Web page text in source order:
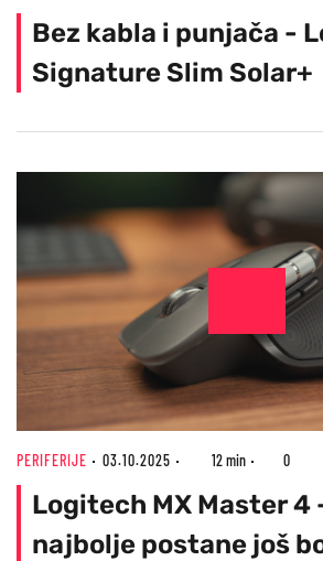
Bez kabla i punjača -
Signature Slim Solar+
PERIFERIJE 03.10.2025 12 min 0
Logitech MX Master 4
najbolje postane još